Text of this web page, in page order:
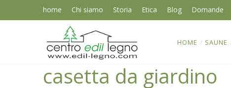
home Chi siamo Storia Etica Blog Domande
HOME / SAUNE
casetta da giardino